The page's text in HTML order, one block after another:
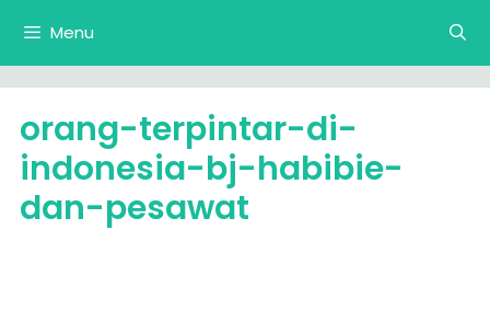
isi
Menu
orang-terpintar-di-
indonesia-bj-habibie-
dan-pesawat